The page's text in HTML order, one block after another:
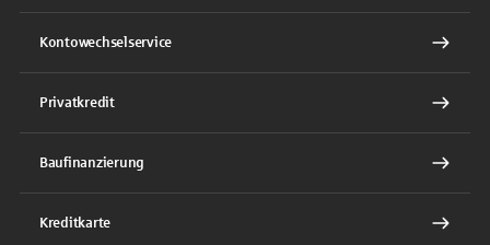
Kontowechselservice
Privatkredit
Baufinanzierung
Kreditkarte